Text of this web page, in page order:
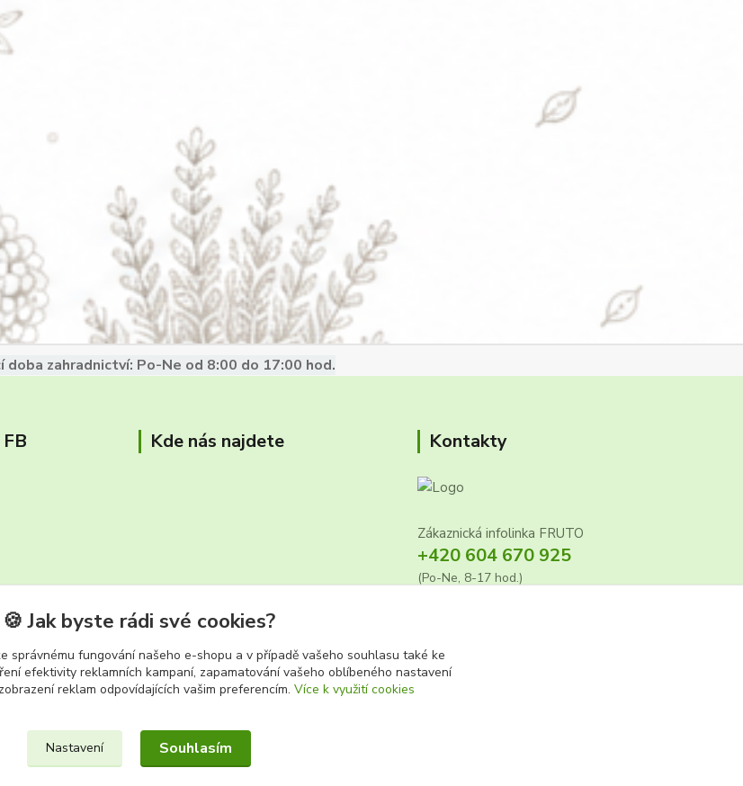
doba zahradnictví: Po-Ne od 8:00 do 17:00 hod.
Kde nás najdete
tř. Těreškovové 687/66 Karviná 7
Kontakty
Zákaznická infolinka FRUTO
+420 604 670 925
(Po-Ne, 8-17 hod.)
🍪 Jak byste rádi své cookies?
správnému fungování našeho e-shopu a v případě vašeho souhlasu také ke
efektivity reklamních kampaní, zapamatování vašeho oblíbeného nastavení
reklam odpovídajících vašim preferencím. Více k využití cookies
Nastavení Souhlasím